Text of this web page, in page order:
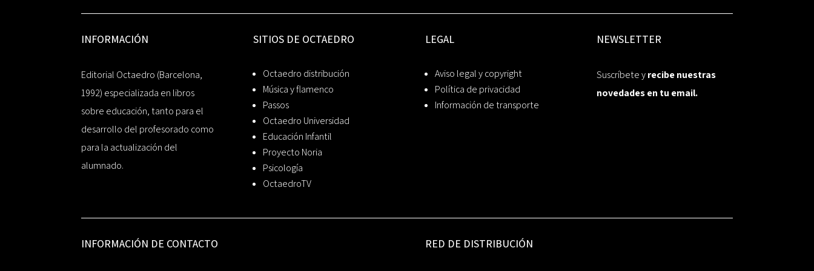
INFORMACIÓN
Editorial Octaedro (Barcelona,
1992) especializada en libros
sobre educación, tanto para el
desarrollo del profesorado como
para la actualización del
alumnado.
SITIOS DE OCTAEDRO
Octaedro distribución
Música y flamenco
Passos
Octaedro Universidad
Educación Infantil
Proyecto Noria
Psicología
OctaedroTV
LEGAL
Aviso legal y copyright
Política de privacidad
Información de transporte
NEWSLETTER
Suscríbete yrecibe nuestras
novedades en tu email.
INFORMACIÓN DE CONTACTO RED DE DISTRIBUCIÓN